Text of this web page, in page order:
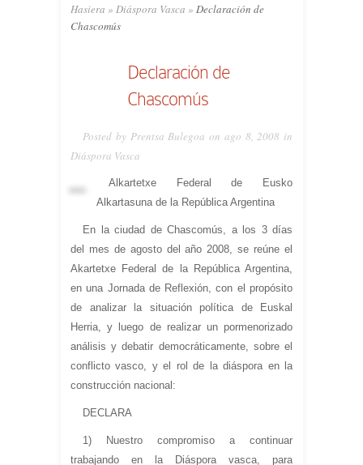
Hasiera » Diáspora Vasca » Declaración de
Chascomús
Declaración de
Chascomús
Posted by Prentsa Bulegoa on ago 8, 2008 in
Diáspora Vasca
Alkartetxe Federal de Eusko
Alkartasuna de la República Argentina
En la ciudad de Chascomús, a los 3 días
del mes de agosto del año 2008, se reúne el
Akartetxe Federal de la República Argentina,
en una Jornada de Reflexión, con el propósito
de analizar la situación política de Euskal
Herria, y luego de realizar un pormenorizado
análisis y debatir democráticamente, sobre el
conflicto vasco, y el rol de la diáspora en la
construcción nacional:
DECLARA
1) Nuestro compromiso a continuar
trabajando en la Diáspora vasca, para